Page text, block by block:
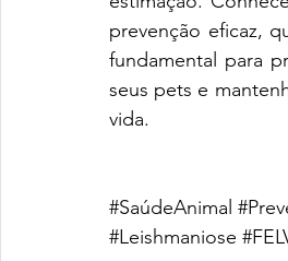
prevenção eficaz,
fundamental para
seus pets e
vida.
#SaúdeAnimal
#Leishmaniose